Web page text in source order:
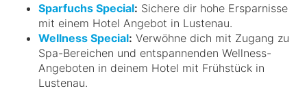
Sparfuchs Special: Sichere dir hohe Ersparnisse
mit einem Hotel Angebot in Lustenau.
Wellness Special: Verwöhne dich mit Zugang zu
Spa-Bereichen und entspannenden Wellness-
Angeboten in deinem Hotel mit Frühstück in
Lustenau.